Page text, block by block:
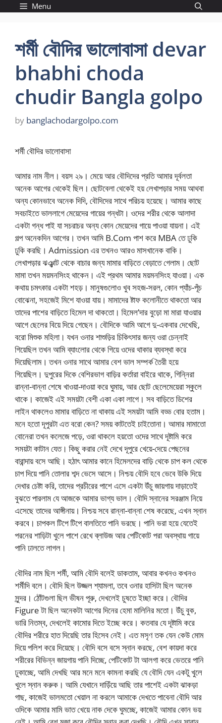
Menu
শর্মী বৌদির ভালোবাসা devar
bhabhi choda
chudir Bangla golpo
by banglachodargolpo.com
শর্মী বৌদির ভালোবাসা
আমার নাম নীল। বয়স ২৯। মেয়ে আর বৌদিদের প্রতি আমার দূর্বলতা
অনেক আগের থেকেই ছিল। ছোটবেলা থেকেই হয় লেখাপড়ার সময় আথবা
অন্য কোনভাবে অনেক দিদি, বৌদিদের সাথে পরিচয় হয়েছে। আমার কাছে
সবচাইতে ভাললাগে মেয়েদের গায়ের গন্ধটা। ওদের শরীর থেকে আলাদা
একটা গন্ধ পাই যা সচরাচর অন্য কোন মেয়েদের গায়ে পাওয়া যায়না। এই
গল্প অনেকদিন আগের। তখন আমি B.Com পাশ করে MBA তে ঢুকি
ঢুকি করছি। Admission এর তখনও আরও মাসখানেক বাকি।
লেখাপড়ার ঝঞ্ঝাট থেকে বাচার জন্য মামার বাড়িতে বেড়াতে গেলাম। ছোট
মামা তখন ময়মনসিংহ থাকেন। এই প্রথম আমার ময়মনসিংহ যাওয়া। এক
কথায় চমৎকার একটা শহড়। মানুষগুলোও খুব সহজ-সরল, কোন প্যাঁচ-পূঁচ
বোঝেনা, সহজেই মিশে যাওয়া যায়। মামাদের ষ্টাফ কলোনীতে থাকতো আর
তাদের পাশের বাড়িতে হিমেল দা থাকতো। হিমেল’দার বুড়ো মা মারা যাওয়ার
আগে ছেলের বিয়ে দিয়ে গেছেন। বৌদিকে আমি আগে দু-একবার দেখেছি,
বরো মিশুক মহিলা। যখন ওনার শাশুড়ির চিকিৎসার জন্য ওরা চেন্নাই
গিয়েছিল তখন আমি ব্যাংলোর থেকে গিয়ে ওদের থাকার ব্যবস্থা করে
দিয়েছিলাম। তখন ওনার সাথে আমার বেশ ভাল সম্পর্ক তৈরী হয়ে
গিয়েছিল। দুপুরের দিকে বেশিরভাগ বাড়ির কর্তারা বাইরে থাকে, গিন্নিরা
রান্না-বান্না শেষে খাওয়া-দাওয়া করে ঘুমায়, আর ছোট ছেলেমেয়েরা স্কুলে
থাকে। কাজেই এই সময়টা বেশী একা একা লাগে। সব বাড়িতে ডিশের
লাইন থাকলেও মামার বাড়িতে না থাকায় এই সময়টা আমি বড্ড বোর হতাম।
মনে হতো দূপুরটা এত বরো কেন? সময় কাটতেই চাইতোনা। আমার মামাতো
বোনেরা তখন কলেজে পড়ে, ওরা থাকলে হয়তো ওদের সাথে দূষ্টামি করে
সময়টা কাটান যেত। কিছু করার নেই দেখে দূপুরে খেয়ে-দেয়ে পেছনের
বারান্দায় বসে আছি। হঠাৎ আমার কানে হিমেলদের বাড়ি থেকে চাপ কল থেকে
চাপ দিয়ে পানি তোলার শব্দ ভেসে আসে। নিশ্চয় বৌদি হবে ভেবে উকি দিয়ে
দেখার চেষ্টা করি, তাদের প্রচীরের পাশে এসে একটা উঁচু জায়গায় দাড়াতেই
বুঝতে পারলাম যে আজকে আমার ভাগ্য ভাল। বৌদি স্নানের সরঞ্জাম নিয়ে
এসেছে তাদের আঙ্গীনায়। নিশ্চয় সবে রান্না-বান্না শেষ করেছে, এখন স্নান
করবে। চাপকল টিপে টিপে বালতিতে পানি ভরছে। পানি ভরা হয়ে যেতেই
পরনের শাড়িটা খুলে পাশে রেখে ব্লাউজ আর পেটিকোট পরা অবস্থায় গায়ে
পানি ঢালতে লাগল।
বৌদির নাম ছিল শর্মী, আমি বৌদি বলেই ডাকতাম, আবার কখনও কখনও
শর্মীদি বলে। বৌদি ছিল উজ্জল শ্যামলা, তবে ওনার হাসিটা ছিল অনেক
সুন্দর। ঠোঁটগুলা ছিল ভীষন পূরু, দেখলেই চুষতে ইচ্ছা করে। বৌদির
Figure টা ছিল অনেকটা আগের দিনের হেমা মালিনির মতো। উঁচু বুক,
ভারি নিতম্ব, দেখলেই কামোর দিতে ইচ্ছে করে। কতবার যে দূষ্টামি করে
বৌদির শরীরে হাত দিয়েছি তার হিসেব নেই। এত মসৃণ তক যেন কেউ মোম
দিয়ে পলিশ করে দিয়েছে। বৌদি বসে বসে স্নান করছে, বেশ কায়দা করে
শরীরের বিভিন্ন জায়গায় পানি দিচ্ছে, পেটিকোট টা আলগা করে ভেতরে পানি
ঢুকাচ্ছে, আমি দেখছি আর মনে মনে কামনা করছি যে বৌদি যেন একটু খুলে
খুলে স্নান করুক। আমি যেখানে দাড়িঁয়ে আছি তার পাশেই একটা ঝাকড়া
গাছ, কাজেই ভালমতো খেয়াল না করলে আমাকে দেখতে পাবেনা বৌদি আর
ওদিকে আমার মামি ভাত খেয়ে নাক দেকে ঘুমচ্ছে, কাজেই আমার কোন ভয়